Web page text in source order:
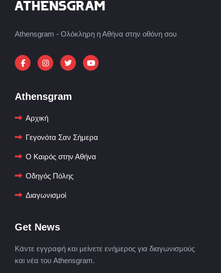
Athensgram - Ολόκληρη η Αθήνα στην οθόνη σου
Athensgram
Αρχική
Γεγονότα Σαν Σήμερα
Ο Καιρός στην Αθήνα
Οδηγός Πόλης
Διαγωνισμοί
Get News
Κάντε εγγραφή και μείνετε ενήμερος για διαγωνισμούς
και νέα του Athensgram.